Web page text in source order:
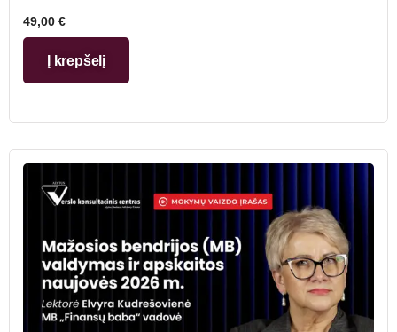
49,00 €
Į krepšelį